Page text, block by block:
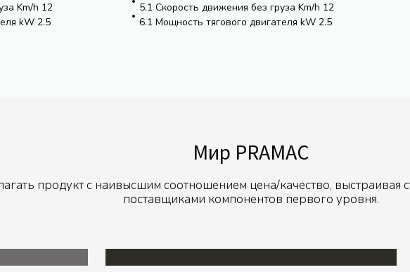
Km/h 12
kW 2.5
5.1 Скорость движения без груза Km/h 12
6.1 Мощность тягового двигателя kW 2.5
Мир PRAMAC
продукт с наивысшим соотношением цена/качество, выстраивая
поставщиками компонентов первого уровня.